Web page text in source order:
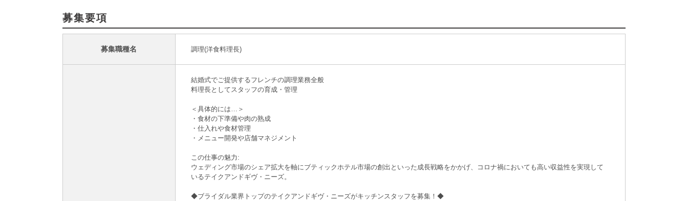
募集要項
募集職種名 調理(洋食料理長)
結婚式でご提供するフレンチの調理業務全般
料理長としてスタッフの育成・管理
＜具体的には…＞
・食材の下準備や肉の熟成
・仕入れや食材管理
・メニュー開発や店舗マネジメント
この仕事の魅力:
ウェディング市場のシェア拡大を軸にブティックホテル市場の創出といった成長戦略をかかげ、コロナ禍においても高い収益性を実現して
いるテイクアンドギヴ・ニーズ。
◆ブライダル業界トップのテイクアンドギヴ・ニーズがキッチンスタッフを募集！◆